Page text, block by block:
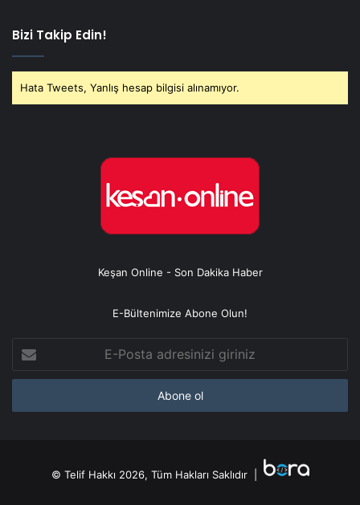
Bizi Takip Edin!
Hata Tweets, Yanlış hesap bilgisi alınamıyor.
Keşan Online - Son Dakika Haber
E-Bültenimize Abone Olun!
Posta
adresinizi
© Telif Hakkı 2026, Tüm Hakları Saklıdır |